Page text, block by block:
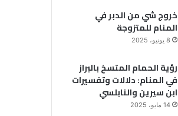
خروج شي من الدبر في
المنام للمتزوجة
8 يونيو، 2025
رؤية الحمام المتسخ بالبراز
في المنام: دلالات وتفسيرات
ابن سيرين والنابلسي
14 مايو، 2025